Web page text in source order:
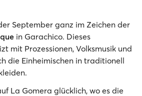
September ganz im Zeichen der
in Garachico. Dieses
mit Prozessionen, Volksmusik und
die Einheimischen in traditionell
La Gomera glücklich, wo es die